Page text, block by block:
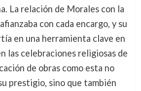
La relación de Morales con la
con cada encargo, y su
en una herramienta clave en
las celebraciones religiosas de
de obras como esta no
prestigio, sino que también